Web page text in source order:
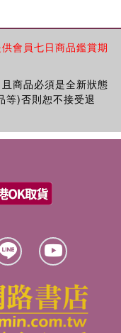
會員七日商品鑑賞期
商品必須是全新狀態
等)否則恕不接受退